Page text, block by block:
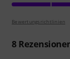
Bewertungsrichtlinien
8